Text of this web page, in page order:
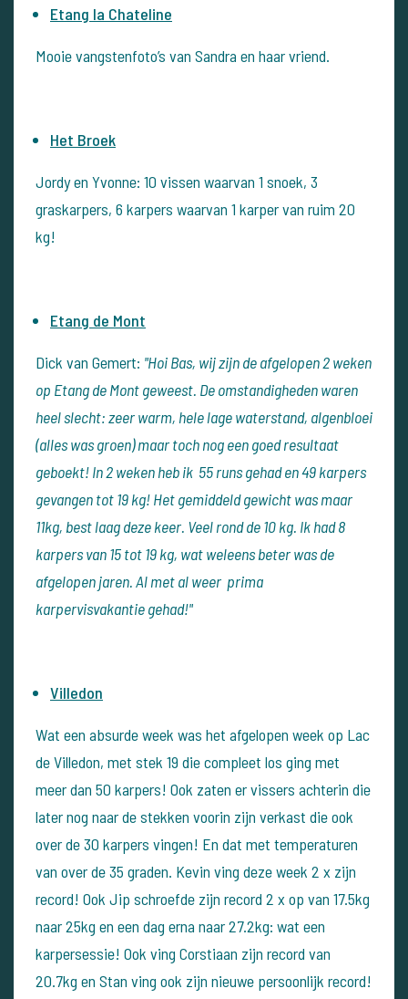
Etang la Chateline
Mooie vangstenfoto’s van Sandra en haar vriend.
Het Broek
Jordy en Yvonne: 10 vissen waarvan 1 snoek, 3
graskarpers, 6 karpers waarvan 1 karper van ruim 20
kg!
Etang de Mont
Dick van Gemert: "Hoi Bas, wij zijn de afgelopen 2 weken
op Etang de Mont geweest. De omstandigheden waren
heel slecht: zeer warm, hele lage waterstand, algenbloei
(alles was groen) maar toch nog een goed resultaat
geboekt! In 2 weken heb ik 55 runs gehad en 49 karpers
gevangen tot 19 kg! Het gemiddeld gewicht was maar
11kg, best laag deze keer. Veel rond de 10 kg. Ik had 8
karpers van 15 tot 19 kg, wat weleens beter was de
afgelopen jaren. Al met al weer prima
karpervisvakantie gehad!"
Villedon
Wat een absurde week was het afgelopen week op Lac
de Villedon, met stek 19 die compleet los ging met
meer dan 50 karpers! Ook zaten er vissers achterin die
later nog naar de stekken voorin zijn verkast die ook
over de 30 karpers vingen! En dat met temperaturen
van over de 35 graden. Kevin ving deze week 2 x zijn
record! Ook Jip schroefde zijn record 2 x op van 17.5kg
naar 25kg en een dag erna naar 27.2kg: wat een
karpersessie! Ook ving Corstiaan zijn record van
20.7kg en Stan ving ook zijn nieuwe persoonlijk record!